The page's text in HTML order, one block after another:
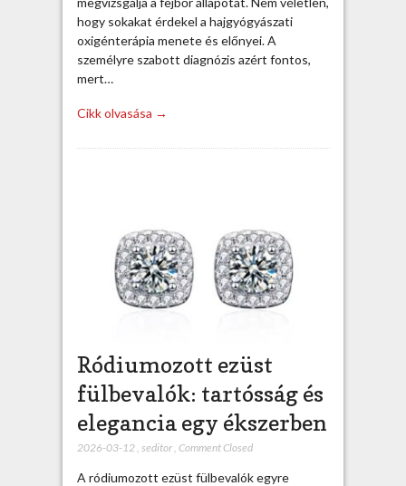
hogy sokakat érdekel a hajgyógyászati
oxigénterápia menete és előnyei. A
személyre szabott diagnózis azért fontos,
mert…
Cikk olvasása →
Ródiumozott ezüst
fülbevalók: tartósság és
elegancia egy ékszerben
2026-03-12, seditor, Comment Closed
A ródiumozott ezüst fülbevalók egyre